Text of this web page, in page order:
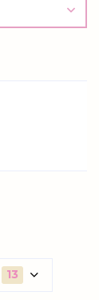
13